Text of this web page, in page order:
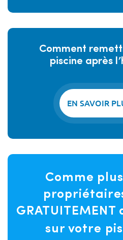
Comment
piscine après
EN SAVOIR
Comme
sur votre